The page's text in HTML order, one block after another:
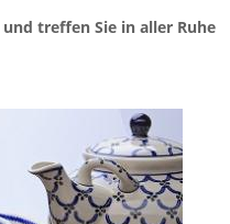
und treffen Sie in aller Ruhe